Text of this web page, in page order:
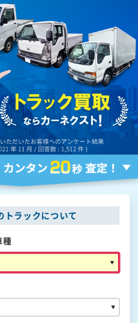
トラックについて
種